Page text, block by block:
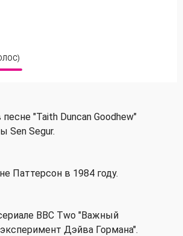
"Taith Duncan Goodhew"
Sen Segur.
Паттерсон в 1984 году.
BBC Two "Важный
Дэйва Гормана".